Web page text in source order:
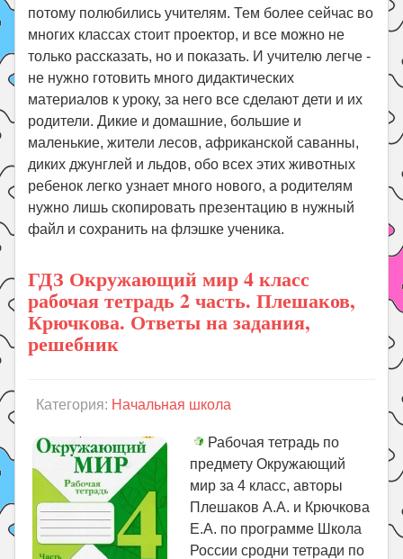
потому полюбились учителям. Тем более сейчас во
многих классах стоит проектор, и все можно не
только рассказать, но и показать. И учителю легче -
не нужно готовить много дидактических
материалов к уроку, за него все сделают дети и их
родители. Дикие и домашние, большие и
маленькие, жители лесов, африканской саванны,
диких джунглей и льдов, обо всех этих животных
ребенок легко узнает много нового, а родителям
нужно лишь скопировать презентацию в нужный
файл и сохранить на флэшке ученика.
ГДЗ Окружающий мир 4 класс
рабочая тетрадь 2 часть. Плешаков,
Крючкова. Ответы на задания,
решебник
Категория: Начальная школа
Рабочая тетрадь по
предмету Окружающий
мир за 4 класс, авторы
Плешаков А.А. и Крючкова
Е.А. по программе Школа
России сродни тетради по